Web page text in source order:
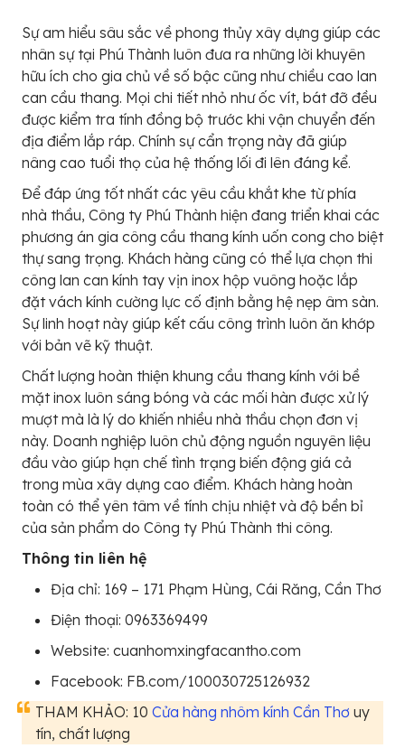
Sự am hiểu sâu sắc về phong thủy xây dựng giúp các
nhân sự tại Phú Thành luôn đưa ra những lời khuyên
hữu ích cho gia chủ về số bậc cũng như chiều cao lan
can cầu thang. Mọi chi tiết nhỏ như ốc vít, bát đỡ đều
được kiểm tra tính đồng bộ trước khi vận chuyển đến
địa điểm lắp ráp. Chính sự cẩn trọng này đã giúp
nâng cao tuổi thọ của hệ thống lối đi lên đáng kể.
Để đáp ứng tốt nhất các yêu cầu khắt khe từ phía
nhà thầu, Công ty Phú Thành hiện đang triển khai các
phương án gia công cầu thang kính uốn cong cho biệt
thự sang trọng. Khách hàng cũng có thể lựa chọn thi
công lan can kính tay vịn inox hộp vuông hoặc lắp
đặt vách kính cường lực cố định bằng hệ nẹp âm sàn.
Sự linh hoạt này giúp kết cấu công trình luôn ăn khớp
với bản vẽ kỹ thuật.
Chất lượng hoàn thiện khung cầu thang kính với bề
mặt inox luôn sáng bóng và các mối hàn được xử lý
mượt mà là lý do khiến nhiều nhà thầu chọn đơn vị
này. Doanh nghiệp luôn chủ động nguồn nguyên liệu
đầu vào giúp hạn chế tình trạng biến động giá cả
trong mùa xây dựng cao điểm. Khách hàng hoàn
toàn có thể yên tâm về tính chịu nhiệt và độ bền bỉ
của sản phẩm do Công ty Phú Thành thi công.
Thông tin liên hệ
Địa chỉ: 169 – 171 Phạm Hùng, Cái Răng, Cần Thơ
Điện thoại: 0963369499
Website: cuanhomxingfacantho.com
Facebook: FB.com/100030725126932
THAM KHẢO: 10 Cửa hàng nhôm kính Cần Thơ uy
tín, chất lượng